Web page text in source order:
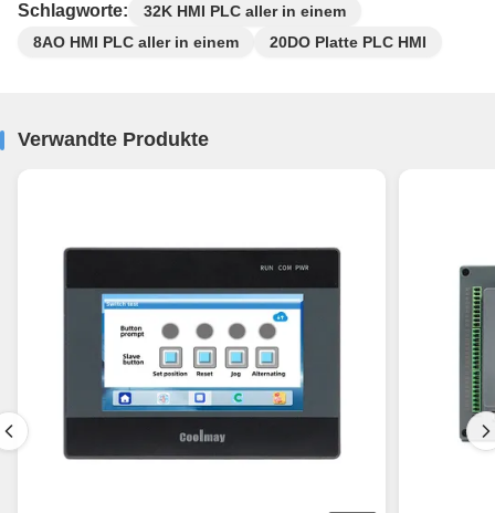
Schlagworte:
32K HMI PLC aller in einem
8AO HMI PLC aller in einem
20DO Platte PLC HMI
Verwandte Produkte